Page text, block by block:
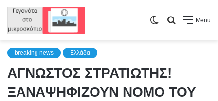
Menu
Search
Switch
breaking news Ελλάδα
ΑΓΝΩΣΤΟΣ ΣΤΡΑΤΙΩΤΗΣ!
ΞΑΝΑΨΗΦΙΖΟΥΝ ΝΟΜΟ ΤΟΥ